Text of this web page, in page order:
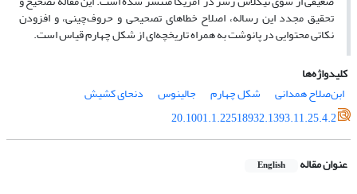
تحقیق مجدد این رساله، اصلاح خطاهای تصحیحی و حروف‌چینی، و افزودن
نکاتی محتوایی در پانوشت به همراه تاریخچه‌ای از شکل چهارم قیاس است.
کلیدواژه‌ها
ابن‌صلاح همدانی
شکل چهارم جالینوس
دنحای کشیش
20.1001.1.22518932.1393.11.25.4.2
عنوان مقاله English